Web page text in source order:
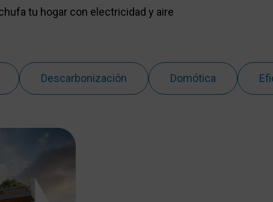
tu hogar con electricidad y aire
Descarbonización Domótica